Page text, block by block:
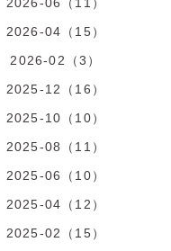
2026-04（15）
2026-02（3）
2025-12（16）
2025-10（10）
2025-08（11）
2025-06（10）
2025-04（12）
2025-02（15）